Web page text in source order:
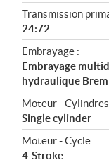
Transmission
24:72
Embrayage :
Embrayage
hydraulique
Moteur -
Single cylinder
Moteur - Cycle :
4-Stroke